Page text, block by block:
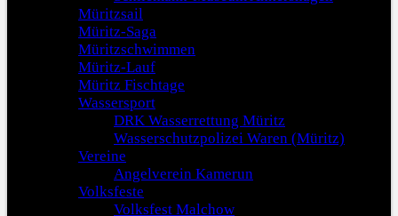
Müritzsail
Müritz-Saga
Müritzschwimmen
Müritz-Lauf
Müritz Fischtage
Wassersport
DRK Wasserrettung Müritz
Wasserschutzpolizei Waren (Müritz)
Vereine
Angelverein Kamerun
Volksfeste
Volksfest Malchow